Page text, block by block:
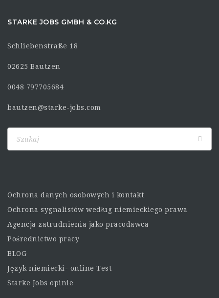
STARKE JOBS GMBH & CO.KG
Schliebenstraße 18
02625 Bautzen
0048 797705684
bautzen@starke-jobs.com
Ochrona danych osobowych i kontakt
Ochrona sygnalistów według niemieckiego prawa
Agencja zatrudnienia jako pracodawca
Pośrednictwo pracy
BLOG
Język niemiecki- online Test
Starke Jobs opinie